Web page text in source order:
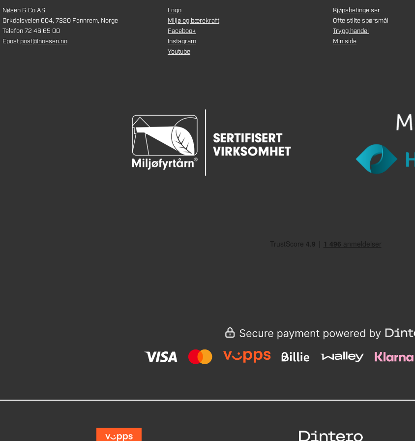
Nøsen & Co AS
Orkdalsveien 604, 7320 Fannrem, Norge
Telefon 72 46 65 00
Epost post@noesen.no
Logo
Miljø og bærekraft
Facebook
Instagram
Youtube
Kjøpsbetingelser
Ofte stilte spørsmål
Trygg handel
Min side